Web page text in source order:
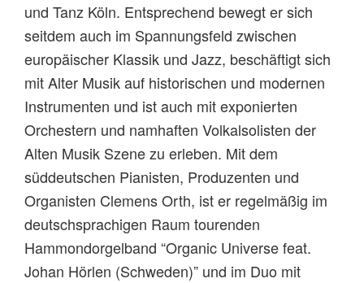
und Tanz Köln. Entsprechend bewegt er sich
seitdem auch im Spannungsfeld zwischen
europäischer Klassik und Jazz, beschäftigt sich
mit Alter Musik auf historischen und modernen
Instrumenten und ist auch mit exponierten
Orchestern und namhaften Volkalsolisten der
Alten Musik Szene zu erleben. Mit dem
süddeutschen Pianisten, Produzenten und
Organisten Clemens Orth, ist er regelmäßig im
deutschsprachigen Raum tourenden
Hammondorgelband “Organic Universe feat.
Johan Hörlen (Schweden)” und im Duo mit